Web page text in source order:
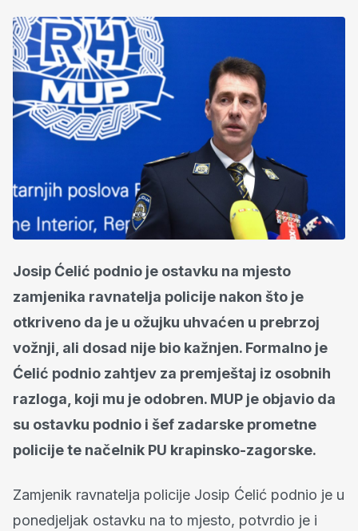
Josip Ćelić podnio je ostavku na mjesto
zamjenika ravnatelja policije nakon što je
otkriveno da je u ožujku uhvaćen u prebrzoj
vožnji, ali dosad nije bio kažnjen. Formalno je
Ćelić podnio zahtjev za premještaj iz osobnih
razloga, koji mu je odobren. MUP je objavio da
su ostavku podnio i šef zadarske prometne
policije te načelnik PU krapinsko-zagorske.
Zamjenik ravnatelja policije Josip Ćelić podnio je u
ponedjeljak ostavku na to mjesto, potvrdio je i